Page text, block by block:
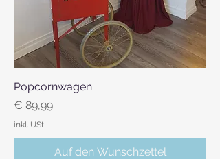
Popcornwagen
Preis
€ 89,99
inkl. USt
Auf den Wunschzettel